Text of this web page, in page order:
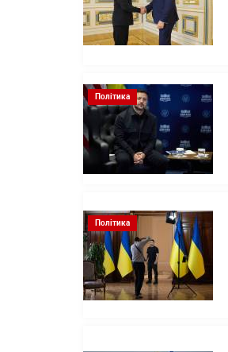
Політика
Політика